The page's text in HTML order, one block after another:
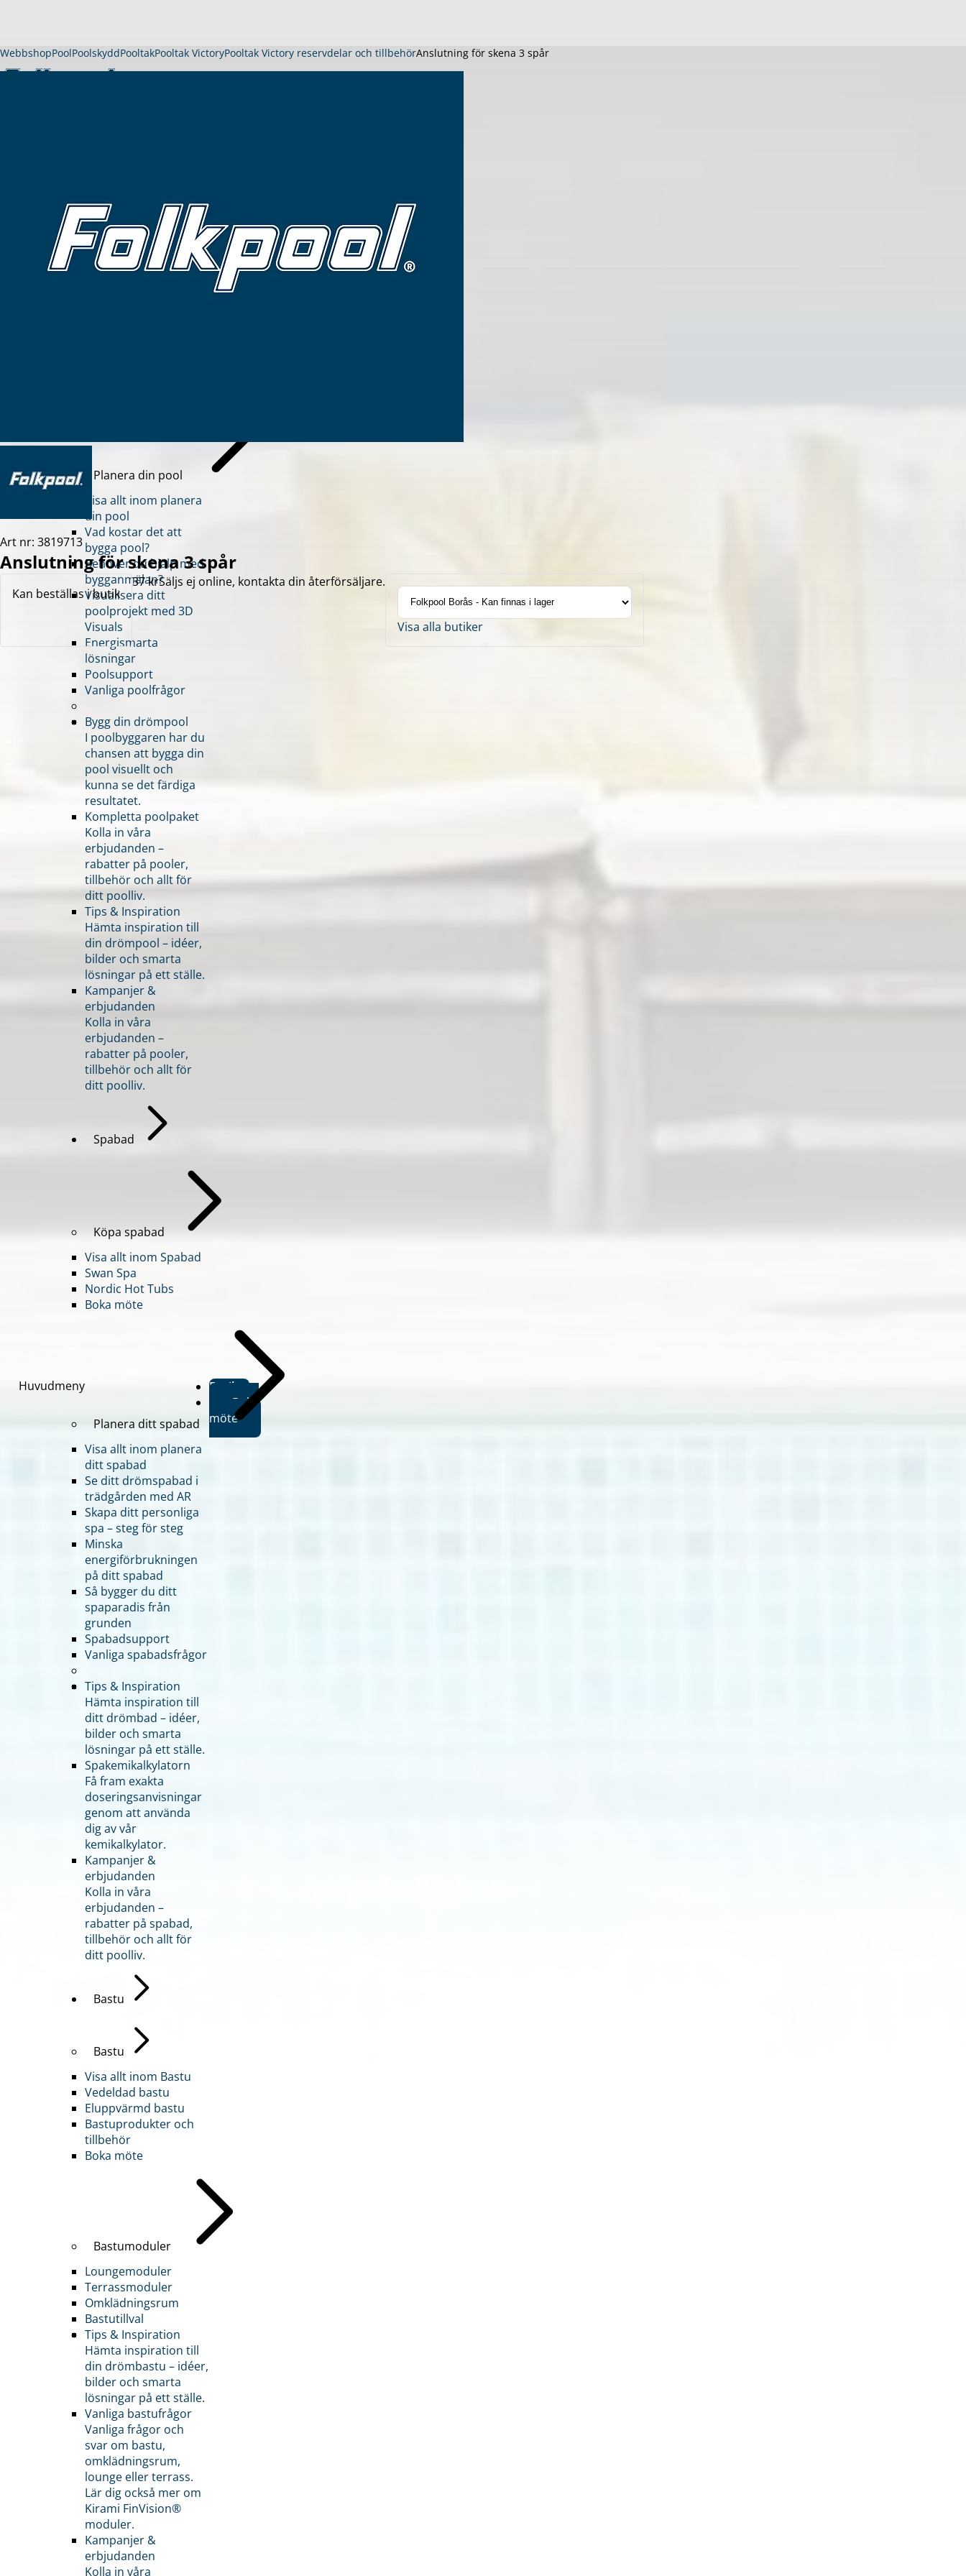
Huvudmeny
Köpa pool
Visa allt inom pool
Thermopool Dura
Thermopool Luxe
Planera din pool
Visa allt inom planera
din pool
Vad kostar det att
bygga pool?
Behöver du hjälp med
bygganmälan?
Visualisera ditt
poolprojekt med 3D
Visuals
Energismarta
lösningar
Poolsupport
Vanliga poolfrågor
Bygg din drömpool
I poolbyggaren har du
chansen att bygga din
pool visuellt och
kunna se det färdiga
resultatet.
Kompletta poolpaket
Kolla in våra
erbjudanden –
rabatter på pooler,
tillbehör och allt för
ditt poolliv.
Tips & Inspiration
Hämta inspiration till
din drömpool – idéer,
bilder och smarta
lösningar på ett ställe.
Kampanjer &
erbjudanden
Kolla in våra
erbjudanden –
rabatter på pooler,
tillbehör och allt för
ditt poolliv.
Spabad
Köpa spabad
Visa allt inom Spabad
Swan Spa
Nordic Hot Tubs
Boka möte
Planera ditt spabad
Visa allt inom planera
ditt spabad
Se ditt drömspabad i
trädgården med AR
Skapa ditt personliga
spa – steg för steg
Minska
energiförbrukningen
på ditt spabad
Så bygger du ditt
spaparadis från
grunden
Spabadsupport
Vanliga spabadsfrågor
Tips & Inspiration
Hämta inspiration till
ditt drömbad – idéer,
bilder och smarta
lösningar på ett ställe.
Spakemikalkylatorn
Få fram exakta
doseringsanvisningar
genom att använda
dig av vår
kemikalkylator.
Kampanjer &
erbjudanden
Kolla in våra
erbjudanden –
rabatter på spabad,
tillbehör och allt för
ditt poolliv.
Bastu
Bastu
Visa allt inom Bastu
Vedeldad bastu
Eluppvärmd bastu
Bastuprodukter och
tillbehör
Boka möte
Bastumoduler
Loungemoduler
Terrassmoduler
Omklädningsrum
Bastutillval
Tips & Inspiration
Hämta inspiration till
din drömbastu – idéer,
bilder och smarta
lösningar på ett ställe.
Vanliga bastufrågor
Vanliga frågor och
svar om bastu,
omklädningsrum,
lounge eller terrass.
Lär dig också mer om
Kirami FinVision®
moduler.
Kampanjer &
erbjudanden
Kolla in våra
Butiker
Boka
möte
WebbshopPoolPoolskyddPooltakPooltak VictoryPooltak Victory reservdelar och tillbehörAnslutning för skena 3 spår
Art nr: 3819713
Anslutning för skena 3 spår
Kan beställas i butik
37 krSäljs ej online, kontakta din återförsäljare.
Visa alla butiker